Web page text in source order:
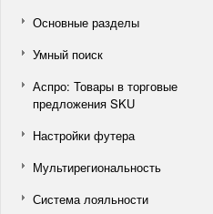
Основные разделы
Умный поиск
Аспро: Товары в торговые
предложения SKU
Настройки футера
Мультирегиональность
Система лояльности